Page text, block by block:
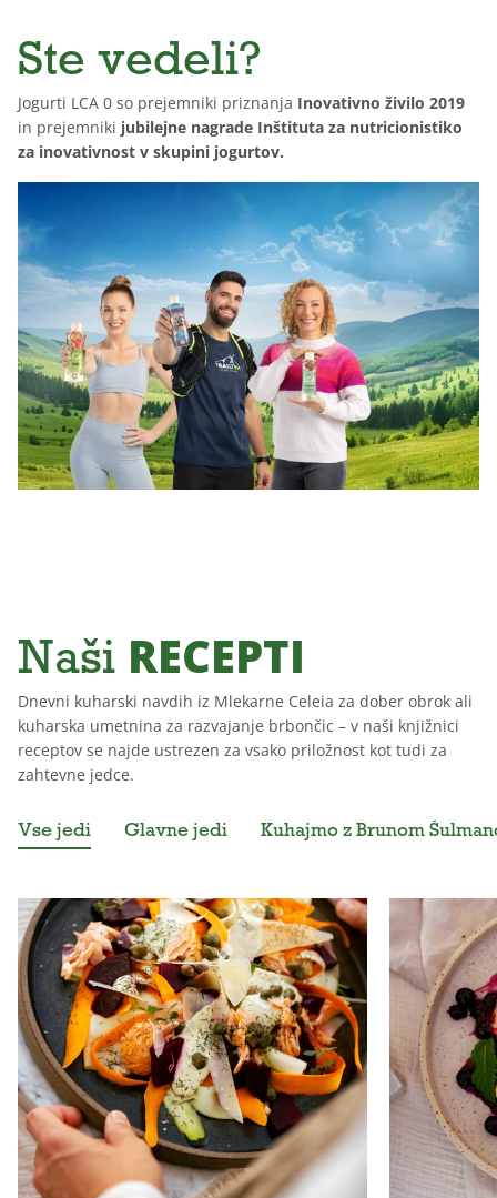
Ste vedeli?
Jogurti LCA 0 so prejemniki priznanja Inovativno živilo 2019
in prejemniki jubilejne nagrade Inštituta za nutricionistiko
za inovativnost v skupini jogurtov.
Naši RECEPTI
Dnevni kuharski navdih iz Mlekarne Celeia za dober obrok ali
kuharska umetnina za razvajanje brbončic – v naši knjižnici
receptov se najde ustrezen za vsako priložnost kot tudi za
zahtevne jedce.
Vse jedi Glavne jedi Kuhajmo z Brunom